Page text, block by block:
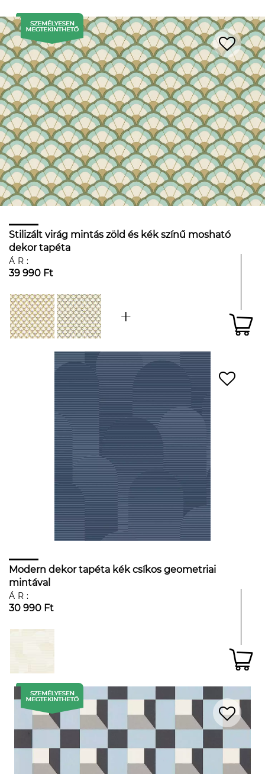
Stilizált virág mintás zöld és kék színű mosható
dekor tapéta
ÁR:
39 990 Ft
Modern dekor tapéta kék csíkos geometriai
mintával
ÁR:
30 990 Ft